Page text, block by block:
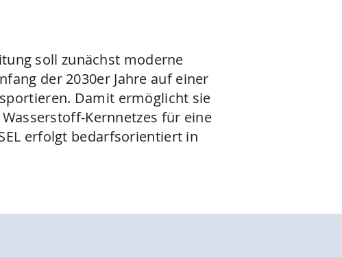
soll zunächst moderne
der 2030er Jahre auf einer
Damit ermöglicht sie
Kernnetzes für eine
erfolgt bedarfsorientiert in